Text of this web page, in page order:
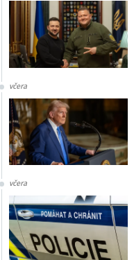
včera
včera